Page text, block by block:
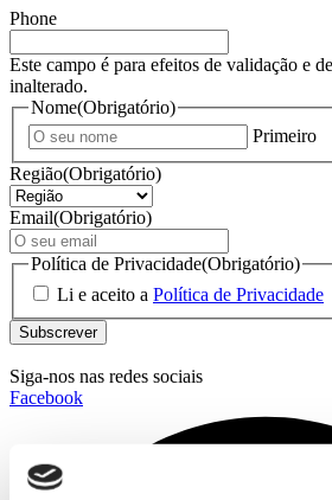
Phone
Este campo é para efeitos de validação e
inalterado.
Nome(Obrigatório)
Primeiro
Região(Obrigatório)
Email(Obrigatório)
Política de Privacidade(Obrigatório)
Li e aceito a Política de Privacidade
Siga-nos nas redes sociais
Facebook